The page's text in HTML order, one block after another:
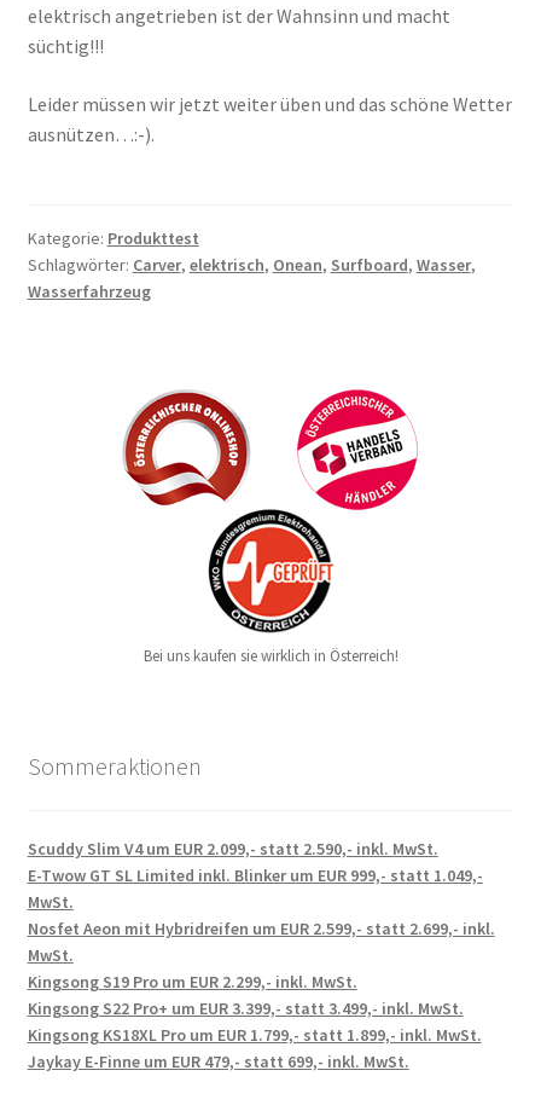
elektrisch angetrieben ist der Wahnsinn und macht
süchtig!!!
Leider müssen wir jetzt weiter üben und das schöne Wetter
ausnützen…:-).
Kategorie: Produkttest
Schlagwörter: Carver, elektrisch, Onean, Surfboard, Wasser,
Wasserfahrzeug
Bei uns kaufen sie wirklich in Österreich!
Sommeraktionen
Scuddy Slim V4 um EUR 2.099,- statt 2.590,- inkl. MwSt.
E-Twow GT SL Limited inkl. Blinker um EUR 999,- statt 1.049,-
MwSt.
Nosfet Aeon mit Hybridreifen um EUR 2.599,- statt 2.699,- inkl.
MwSt.
Kingsong S19 Pro um EUR 2.299,- inkl. MwSt.
Kingsong S22 Pro+ um EUR 3.399,- statt 3.499,- inkl. MwSt.
Kingsong KS18XL Pro um EUR 1.799,- statt 1.899,- inkl. MwSt.
Jaykay E-Finne um EUR 479,- statt 699,- inkl. MwSt.